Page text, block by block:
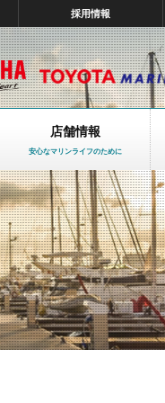
採用情報
店舗情報
安心なマリンライフのために